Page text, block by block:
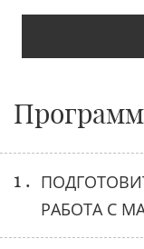
1 .
РАБОТА С